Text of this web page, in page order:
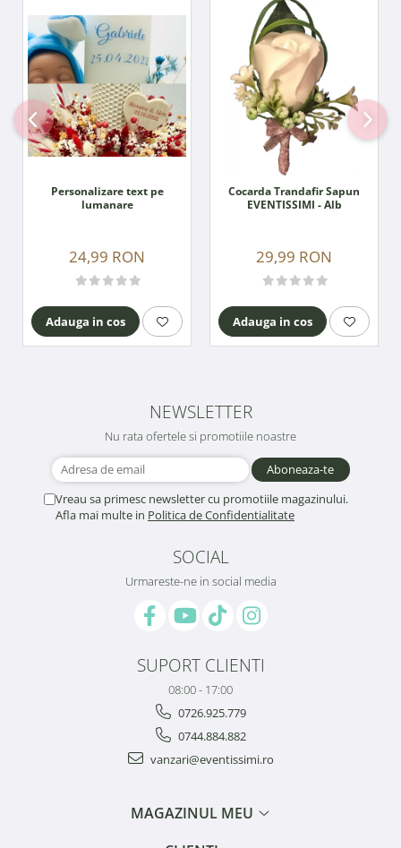
Personalizare text pe
lumanare
24,99 RON
Adauga in cos
Cocarda Trandafir Sapun
EVENTISSIMI - Alb
29,99 RON
Adauga in cos
NEWSLETTER
Nu rata ofertele si promotiile noastre
Vreau sa primesc newsletter cu promotiile magazinului.
Afla mai multe in Politica de Confidentialitate
SOCIAL
Urmareste-ne in social media
SUPORT CLIENTI
08:00 - 17:00
0726.925.779
0744.884.882
vanzari@eventissimi.ro
MAGAZINUL MEU